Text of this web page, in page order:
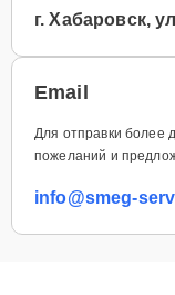
г. Хабаровск,
Email
Для отправки более
пожеланий и
info@smeg-